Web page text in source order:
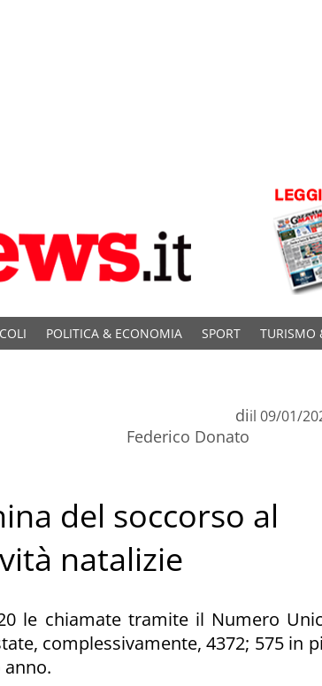
POLITICA & ECONOMIA SPORT TURISMO
di
Federico Donato
il 09/01/
del soccorso al
natalizie
le chiamate tramite il Numero
complessivamente, 4372; 575 in